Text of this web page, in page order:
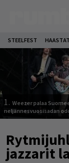
STEELFEST
1. Weezer palaa
neljännesvuosisadan
jazzarit